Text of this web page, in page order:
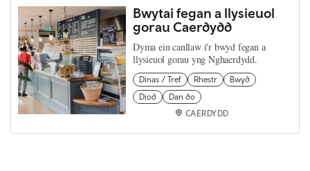
Bwytai fegan a llysieuol
gorau Caerdydd
Dyma ein canllaw i'r bwyd fegan a
llysieuol gorau yng Nghaerdydd.
Dinas / Tref Rhestr
Bwyd
Diod
Dan do
CAERDYDD